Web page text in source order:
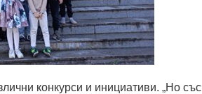
конкурси и инициативи. „Но със